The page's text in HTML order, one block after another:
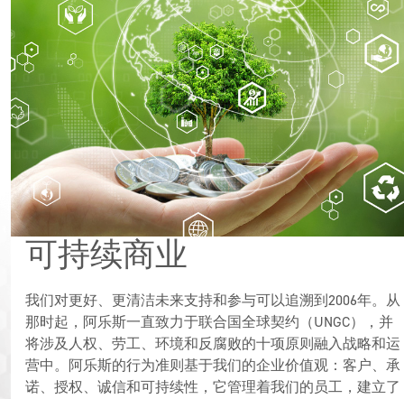
可持续商业
我们对更好、更清洁未来支持和参与可以追溯到2006年。从
那时起，阿乐斯一直致力于联合国全球契约（UNGC），并
将涉及人权、劳工、环境和反腐败的十项原则融入战略和运
营中。阿乐斯的行为准则基于我们的企业价值观：客户、承
诺、授权、诚信和可持续性，它管理着我们的员工，建立了